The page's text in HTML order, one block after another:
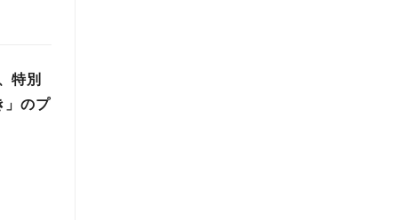
特別
」のプ